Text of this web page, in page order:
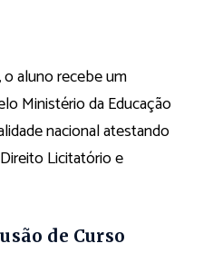
aluno recebe um
Ministério da Educação
nacional atestando
Licitatório e
de Curso